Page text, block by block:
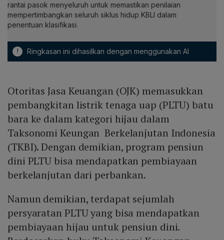
rantai pasok menyeluruh untuk memastikan penilaian
mempertimbangkan seluruh siklus hidup KBLI dalam
penentuan klasifikasi.
! Ringkasan ini dihasilkan dengan menggunakan AI
Otoritas Jasa Keuangan (OJK) memasukkan
pembangkitan listrik tenaga uap (PLTU) batu
bara ke dalam kategori hijau dalam
Taksonomi Keungan Berkelanjutan Indonesia
(TKBI). Dengan demikian, program pensiun
dini PLTU bisa mendapatkan pembiayaan
berkelanjutan dari perbankan.
Namun demikian, terdapat sejumlah
persyaratan PLTU yang bisa mendapatkan
pembiayaan hijau untuk pensiun dini.